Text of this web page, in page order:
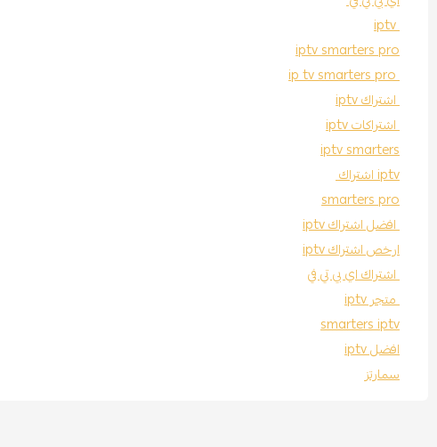
iptv
iptv smarters pro
ip tv smarters pro
اشتراك iptv
اشتراكات iptv
iptv smarters
iptv اشتراك
smarters pro
افضل اشتراك iptv
ارخص اشتراك iptv
اشتراك اي بي تي في
متجر iptv
smarters iptv
افضل iptv
سمارتز